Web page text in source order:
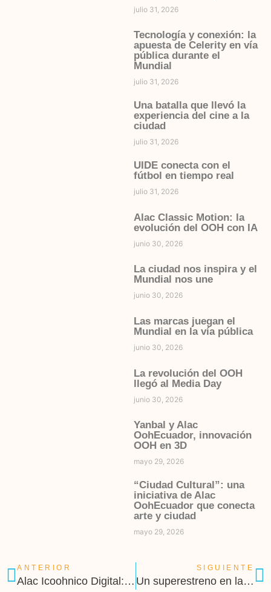
julio 31, 2026
Tecnología y conexión: la
apuesta de Celerity en vía
pública durante el
Mundial
julio 31, 2026
Una batalla que llevó la
experiencia del cine a la
ciudad
julio 31, 2026
UIDE conecta con el
fútbol en tiempo real
julio 31, 2026
Alac Classic Motion: la
evolución del OOH con IA
junio 30, 2026
La ciudad nos inspira y el
Mundial nos une
junio 30, 2026
Las marcas juegan el
Mundial en la vía pública
junio 30, 2026
La revolución del OOH
llegó al Media Day
junio 30, 2026
Yanbal y Alac
OohEcuador, innovación
OOH en 3D
mayo 29, 2026
“Ciudad Cultural”: una
iniciativa de Alac
OohEcuador que conecta
arte y ciudad
mayo 29, 2026
ANTERIOR
Alac Icoohnico Digital: Un formato sexy en la ciudad
SIGUIENTE
Un superestreno en la ciudad